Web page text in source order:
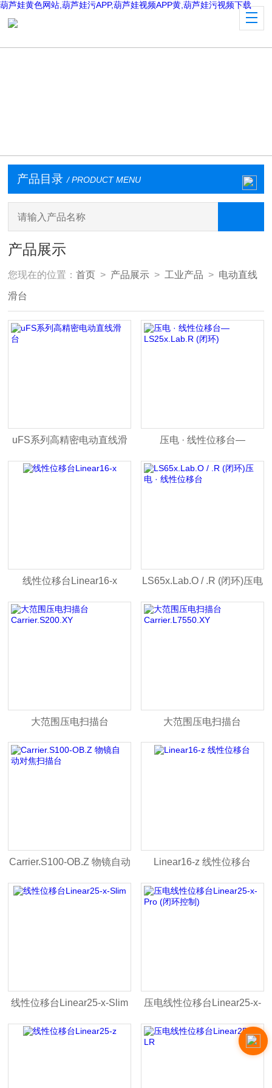
葫芦娃黄色网站,葫芦娃污APP,葫芦娃视频APP黄,葫芦娃污视频下载
产品目录 / PRODUCT MENU
产品展示
您现在的位置：首页 > 产品展示 > 工业产品 > 电动直线
滑台
uFS系列高精密电动直线滑
台
压电 · 线性位移台—
LS25x.Lab.R (闭环)
线性位移台Linear16-x LS65x.Lab.O / .R (闭环)压电
· 线性位移台
大范围压电扫描台
Carrier.S200.XY
大范围压电扫描台
Carrier.L7550.XY
Carrier.S100-OB.Z 物镜⾃动
对焦扫描台
Linear16-z 线性位移台
线性位移台Linear25-x-Slim 压电线性位移台Linear25-x-
Pro (闭环控制)